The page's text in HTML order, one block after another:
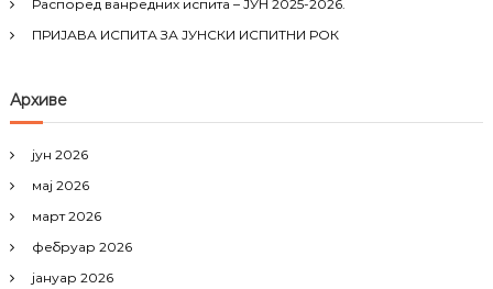
е
ч
л
а
н
Распоред ванредних испита – ЈУН 2025-2026.
ПРИЈАВА ИСПИТА ЗА ЈУНСКИ ИСПИТНИ РОК
Архиве
јун 2026
мај 2026
март 2026
фебруар 2026
јануар 2026